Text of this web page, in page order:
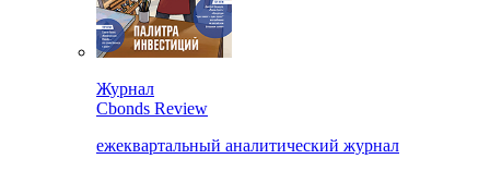
Журнал
Cbonds Review
ежеквартальный аналитический журнал